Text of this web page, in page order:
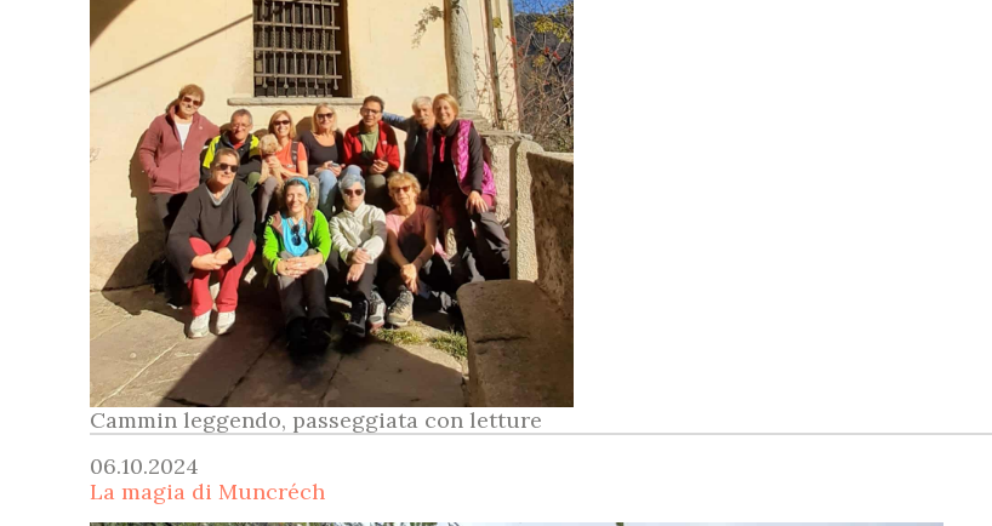
Cammin leggendo, passeggiata con letture
06.10.2024
La magia di Muncréch